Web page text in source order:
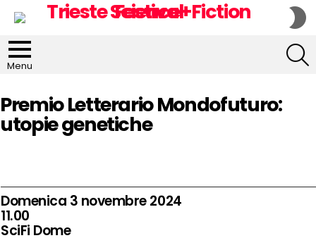
Menu
Premio Letterario Mondofuturo:
utopie genetiche
Domenica 3 novembre 2024
11.00
SciFi Dome